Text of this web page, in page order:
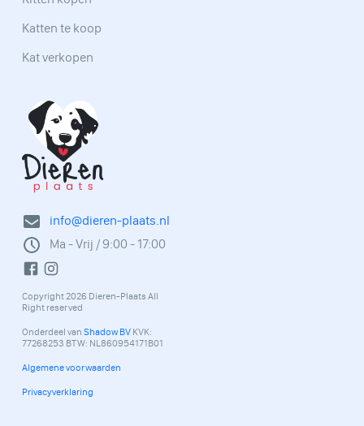
info@dieren-plaats.nl
Ma - Vrij / 9:00 - 17:00
Copyright 2026 Dieren-Plaats All
Right reserved
Onderdeel van Shadow BV KVK:
77268253 BTW: NL860954171B01
Algemene voorwaarden
Privacyverklaring
Katten te koop
Kat verkopen